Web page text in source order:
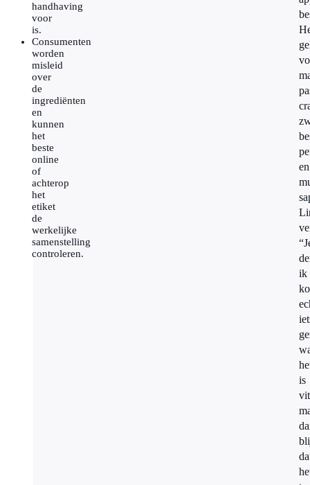
handhaving
voor
is.
Consumenten
worden
misleid
over
de
ingrediënten
en
kunnen
het
beste
online
of
achterop
het
etiket
de
werkelijke
samenstelling
controleren.
en
ik
is